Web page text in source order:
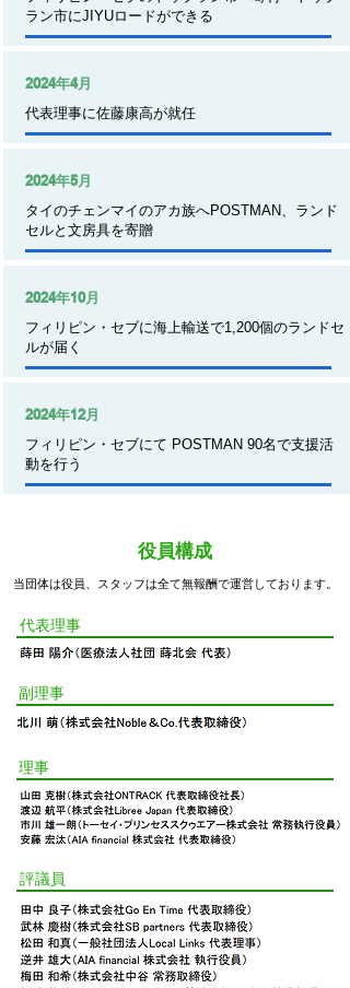
ラン市にJIYUロードができる
2024年4月
代表理事に佐藤康高が就任
2024年5月
タイのチェンマイのアカ族へPOSTMAN、ランド
セルと文房具を寄贈
2024年10月
フィリピン・セブに海上輸送で1,200個のランドセ
ルが届く
2024年12月
フィリピン・セブにて POSTMAN 90名で支援活
動を行う
役員構成
当団体は役員、スタッフは全て無報酬で運営しております。
代表理事
副理事
理事
評議員